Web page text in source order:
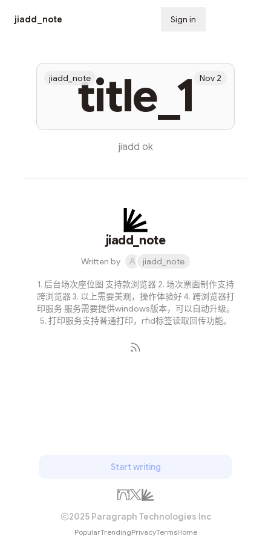
jiadd_note Sign in
title_1
jiadd_note Nov 2
jiadd ok
jiadd_note
Written by jiadd_note
1. 后台场次座位图 支持款浏览器 2. 场次票面制作支持
跨浏览器 3. 以上需要美观，操作体验好 4. 跨浏览器打
印服务 服务需要提供windows版本，可以自动升级。
5. 打印服务支持普通打印，rfid标签读取回传功能。
Start writing
2025 Paragraph Technologies Inc
PopularTrendingPrivacyTermsHome